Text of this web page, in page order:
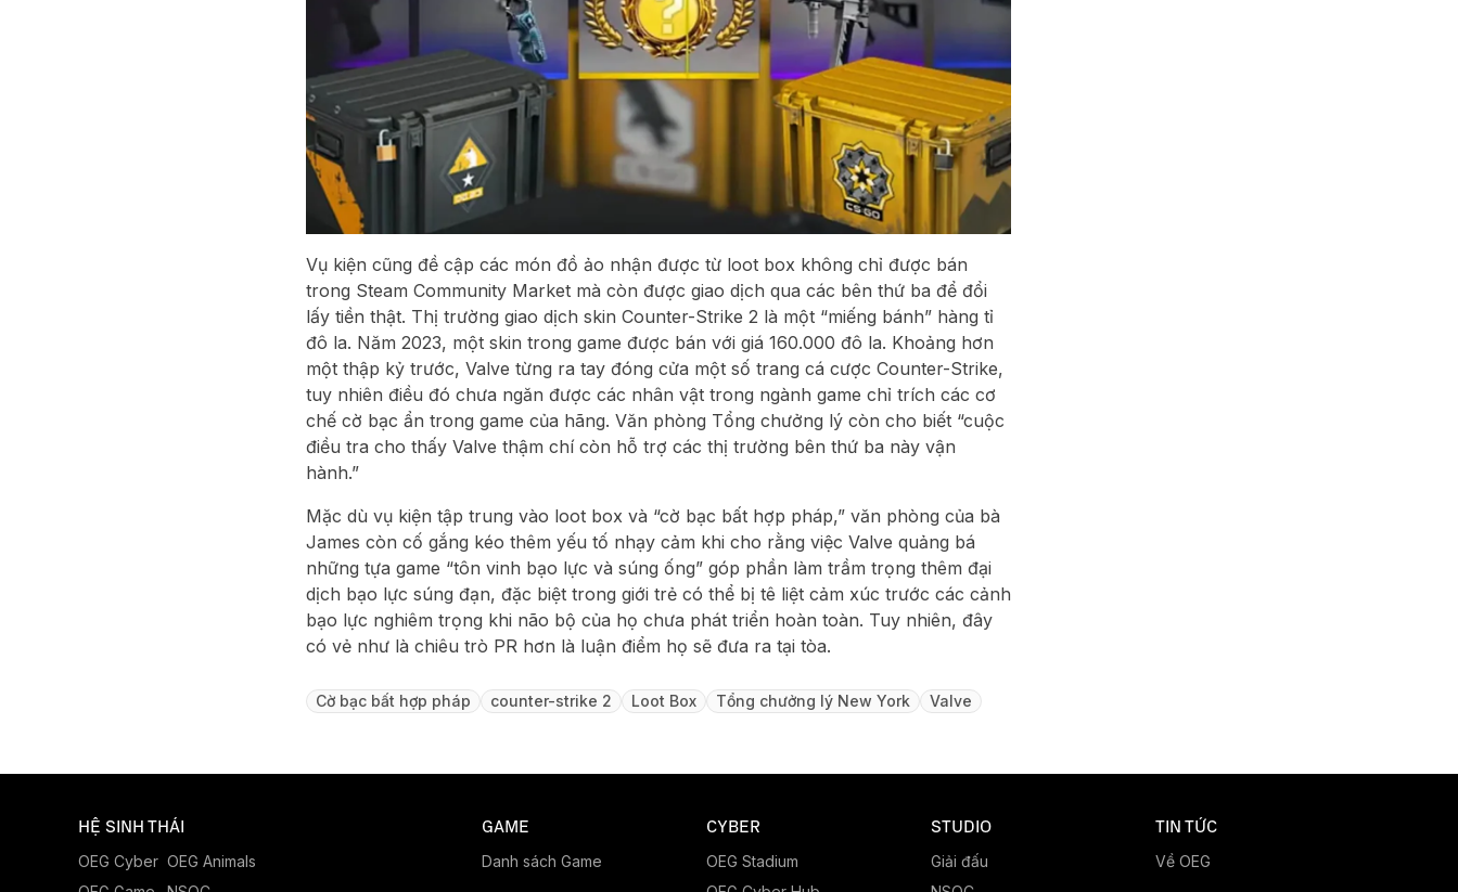
Vụ kiện cũng đề cập các món đồ ảo nhận được từ loot box không chỉ được bán
trong Steam Community Market mà còn được giao dịch qua các bên thứ ba để đổi
lấy tiền thật. Thị trường giao dịch skin Counter-Strike 2 là một “miếng bánh” hàng tỉ
đô la. Năm 2023, một skin trong game được bán với giá 160.000 đô la. Khoảng hơn
một thập kỷ trước, Valve từng ra tay đóng cửa một số trang cá cược Counter-Strike,
tuy nhiên điều đó chưa ngăn được các nhân vật trong ngành game chỉ trích các cơ
chế cờ bạc ẩn trong game của hãng. Văn phòng Tổng chưởng lý còn cho biết “cuộc
điều tra cho thấy Valve thậm chí còn hỗ trợ các thị trường bên thứ ba này vận
hành.”
Mặc dù vụ kiện tập trung vào loot box và “cờ bạc bất hợp pháp,” văn phòng của bà
James còn cố gắng kéo thêm yếu tố nhạy cảm khi cho rằng việc Valve quảng bá
những tựa game “tôn vinh bạo lực và súng ống” góp phần làm trầm trọng thêm đại
dịch bạo lực súng đạn, đặc biệt trong giới trẻ có thể bị tê liệt cảm xúc trước các cảnh
bạo lực nghiêm trọng khi não bộ của họ chưa phát triển hoàn toàn. Tuy nhiên, đây
có vẻ như là chiêu trò PR hơn là luận điểm họ sẽ đưa ra tại tòa.
Cờ bạc bất hợp pháp counter-strike 2 Loot Box Tổng chưởng lý New York Valve
HỆ SINH THÁI
OEG Cyber OEG Animals
GAME
Danh sách Game
CYBER
OEG Stadium
STUDIO
Giải đấu
TIN TỨC
Về OEG